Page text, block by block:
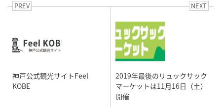
PREV
神戸公式観光サイトFeel
KOBE
NEXT
2019年最後のリュックサック
マーケットは11月16日（土）
開催